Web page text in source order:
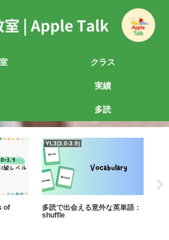
クラス
実績
多読
of
YL3(3.0-3.9)
多読で出会える意外な英単語：
shuffle